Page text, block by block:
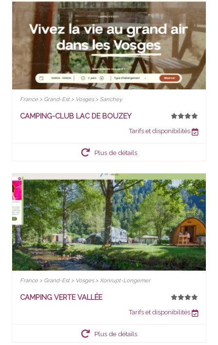
France > Grand-Est > Vosges > Sanchey
CAMPING-CLUB LAC DE BOUZEY
Tarifs et disponibilités
Plus de détails
France > Grand-Est > Vosges > Xonrupt-Longemer
CAMPING VERTE VALLÉE
Tarifs et disponibilités
Plus de détails